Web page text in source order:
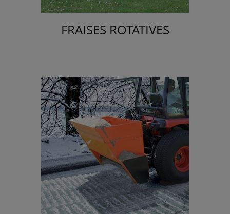
FRAISES ROTATIVES